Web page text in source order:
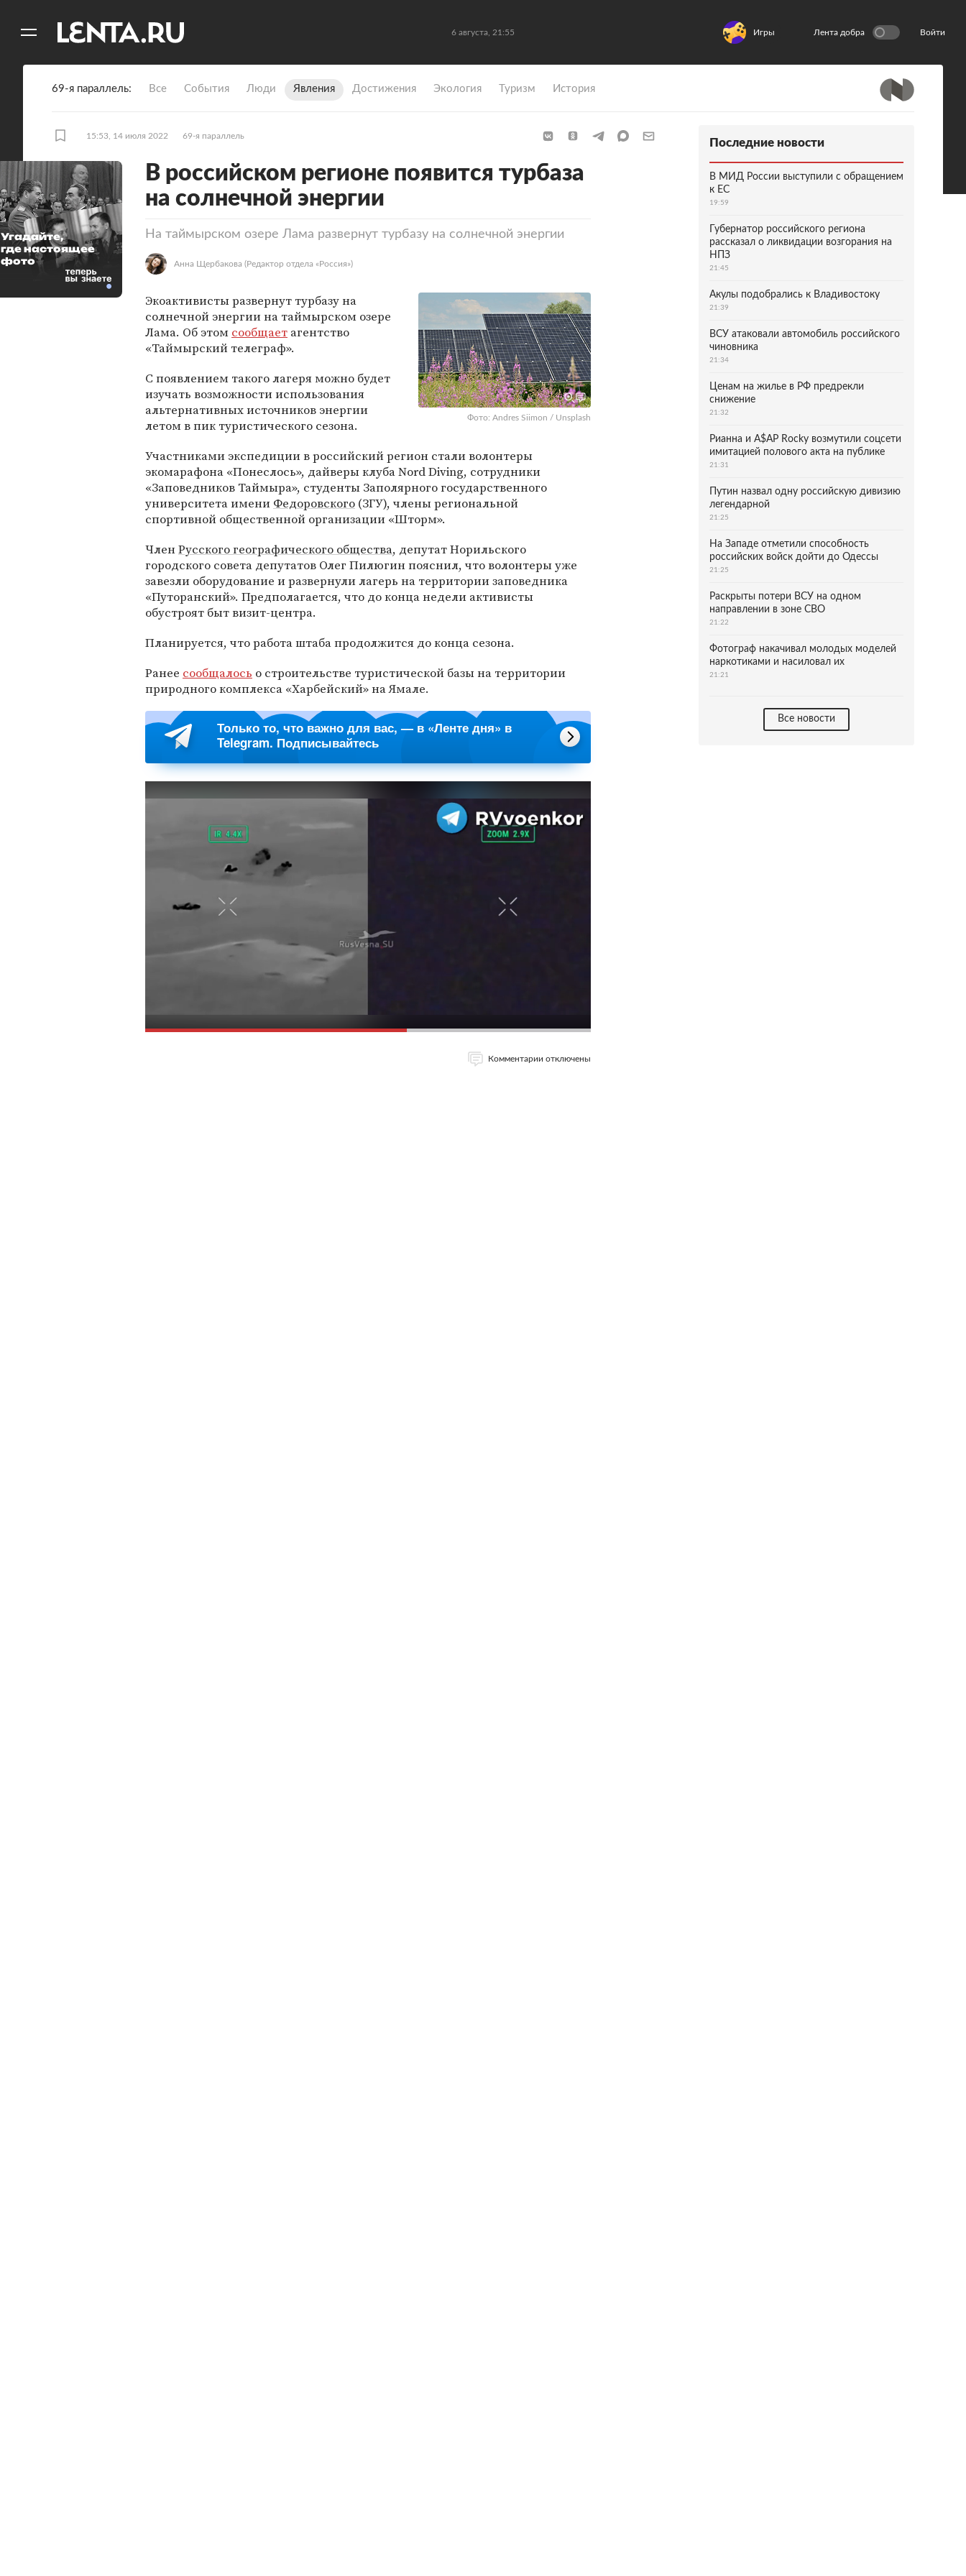
6 августа, 21:55 Игры Лента добра Войти
69-я параллель Все События Люди Явления Достижения Экология Туризм История
15:53, 14 июля 2022 69-я параллель
В российском регионе появится турбаза
на солнечной энергии
На таймырском озере Лама развернут турбазу на солнечной энергии
Анна Щербакова (Редактор отдела «Россия»)
Фото: Andres Siimon / Unsplash
Экоактивисты развернут турбазу на
солнечной энергии на таймырском озере
Лама. Об этом сообщает агентство
«Таймырский телеграф».
С появлением такого лагеря можно будет
изучать возможности использования
альтернативных источников энергии
летом в пик туристического сезона.
Участниками экспедиции в российский регион стали волонтеры
экомарафона «Понеслось», дайверы клуба Nord Diving, сотрудники
«Заповедников Таймыра», студенты Заполярного государственного
университета имени Федоровского (ЗГУ), члены региональной
спортивной общественной организации «Шторм».
ЧленРусского географического общества, депутат Норильского
городского совета депутатов Олег Пилюгин пояснил, что волонтеры уже
завезли оборудование и развернули лагерь на территории заповедника
«Путоранский». Предполагается, что до конца недели активисты
обустроят быт визит-центра.
Планируется, что работа штаба продолжится до конца сезона.
Ранее сообщалось о строительстве туристической базы на территории
природного комплекса «Харбейский» на Ямале.
Только то, что важно для вас, — в «Ленте дня» в
Telegram. Подписывайтесь
Комментарии отключены
Угадайте,
где настоящее
фото
Последние новости
В МИД России выступили с обращением
к ЕС
19:59
Губернатор российского региона
рассказал о ликвидации возгорания на
НПЗ
21:45
Акулы подобрались к Владивостоку
21:39
ВСУ атаковали автомобиль российского
чиновника
21:34
Ценам на жилье в РФ предрекли
снижение
21:32
Рианна и A$AP Rocky возмутили соцсети
имитацией полового акта на публике
21:31
Путин назвал одну российскую дивизию
легендарной
21:25
На Западе отметили способность
российских войск дойти до Одессы
21:25
Раскрыты потери ВСУ на одном
направлении в зоне СВО
21:22
Фотограф накачивал молодых моделей
наркотиками и насиловал их
21:21
Все новости